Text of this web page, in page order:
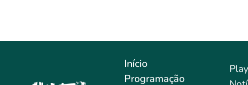
Início
Programação